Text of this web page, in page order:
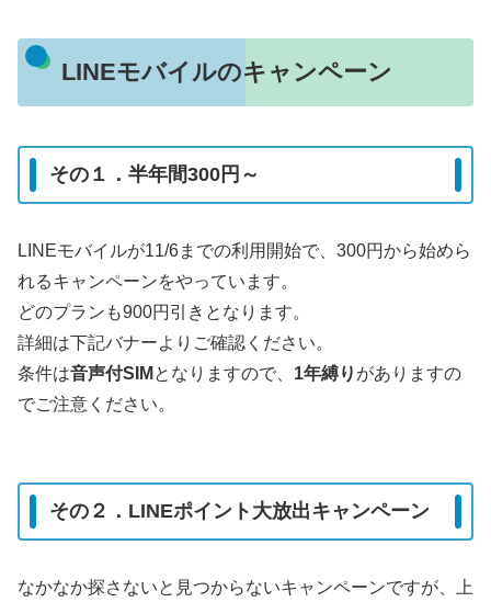
LINEモバイルのキャンペーン
その１．半年間300円～
LINEモバイルが11/6までの利用開始で、300円から始めら
れるキャンペーンをやっています。
どのプランも900円引きとなります。
詳細は下記バナーよりご確認ください。
条件は音声付SIM となりますので、 1年縛り がありますの
でご注意ください。
その２．LINEポイント大放出キャンペーン
なかなか探さないと見つからないキャンペーンですが、上